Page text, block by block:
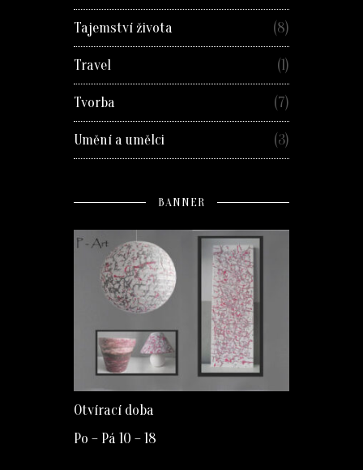
Tajemství života (8)
Travel (1)
Tvorba (7)
Umění a umělci (3)
BANNER
Otvírací doba
Po – Pá 10 – 18